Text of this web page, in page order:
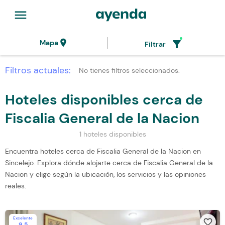
menu
Mapalocation_on Filtrar filter_alt
Filtros actuales: No tienes filtros seleccionados.
Hoteles disponibles cerca de
Fiscalia General de la Nacion
1 hoteles disponibles
Encuentra hoteles cerca de Fiscalia General de la Nacion en
Sincelejo. Explora dónde alojarte cerca de Fiscalia General de la
Nacion y elige según la ubicación, los servicios y las opiniones
reales.
Excelente favorite_border